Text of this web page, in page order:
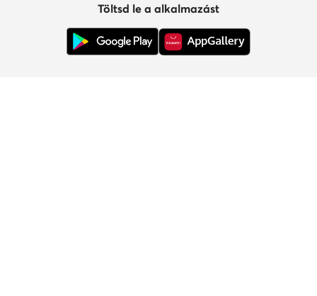
Töltsd le a alkalmazást